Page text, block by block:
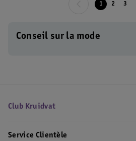
1 2 3
Conseil sur la mode
Club Kruidvat
Service Clientèle